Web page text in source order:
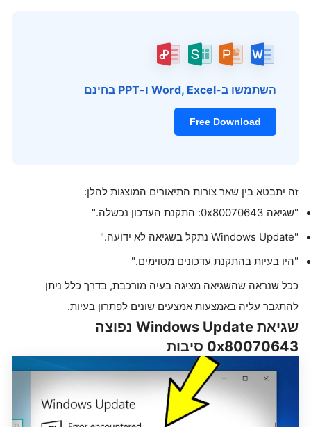
השתמשו ב-Word, Excel ו-PPT בחינם
Free Download
זה יתבטא בין שאר צורות התיאורים המוצגות להלן:
"שגיאה 0x80070643: התקנת העדכון נכשלה."
"Windows Update נתקל בשגיאה לא ידועה."
"היו בעיות בהתקנת עדכונים מסוימים."
ככל שנראה שהשגיאה מציגה בעיה מורכבת, בדרך כלל ניתן
להתגבר עליה באמצעות אמצעים שונים לפתרון בעיות.
שגיאת Windows Update נפוצה
0x80070643 סיבות